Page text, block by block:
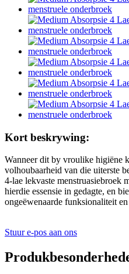
Kort beskrywing:
Wanneer dit by vroulike higiëne
volhoubaarheid van die uiterste
4-lae lekvaste menstruasiebroek
hierdie essensie in gedagte, en
ongeëwenaarde funksionaliteit
Stuur e-pos aan ons